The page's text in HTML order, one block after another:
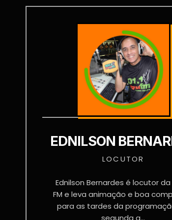
EDNILSON
LOCUTOR
Ednilson Bernardes é locutor da
FM e leva animação e boa
para as tardes da
segunda a...